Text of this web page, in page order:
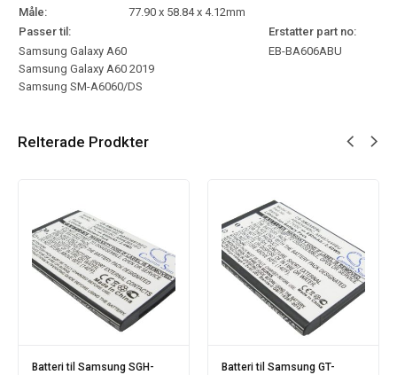
Måle:
77.90 x 58.84 x 4.12mm
Passer til:
Erstatter part no:
Samsung Galaxy A60
Samsung Galaxy A60 2019
Samsung SM-A6060/DS
EB-BA606ABU
Relterade Prodkter
Batteri til Samsung SGH-
Batteri til Samsung GT-